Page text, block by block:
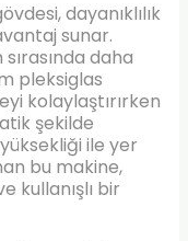
dayanıklılık
sunar.
daha
pleksiglas
kolaylaştırırken
şekilde
ile yer
bu makine,
kullanışlı bir